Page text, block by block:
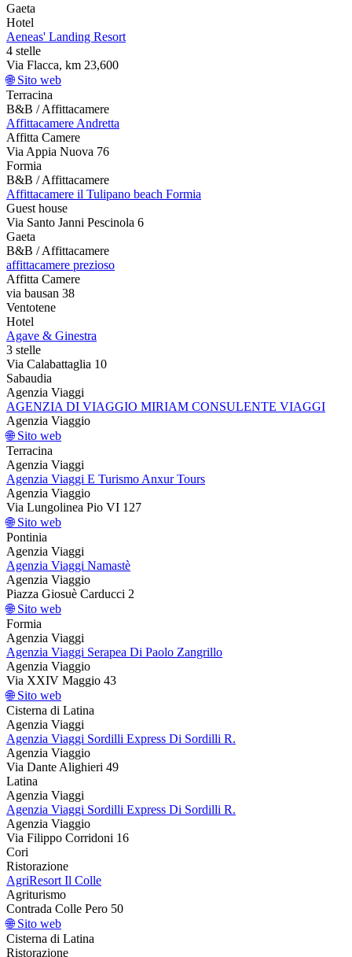
Gaeta
Hotel
Aeneas' Landing Resort
4 stelle
Via Flacca, km 23,600
🌐 Sito web
Terracina
B&B / Affittacamere
Affittacamere Andretta
Affitta Camere
Via Appia Nuova 76
Formia
B&B / Affittacamere
Affittacamere il Tulipano beach Formia
Guest house
Via Santo Janni Pescinola 6
Gaeta
B&B / Affittacamere
affittacamere prezioso
Affitta Camere
via bausan 38
Ventotene
Hotel
Agave & Ginestra
3 stelle
Via Calabattaglia 10
Sabaudia
Agenzia Viaggi
AGENZIA DI VIAGGIO MIRIAM CONSULENTE VIAGGI
Agenzia Viaggio
🌐 Sito web
Terracina
Agenzia Viaggi
Agenzia Viaggi E Turismo Anxur Tours
Agenzia Viaggio
Via Lungolinea Pio VI 127
🌐 Sito web
Pontinia
Agenzia Viaggi
Agenzia Viaggi Namastè
Agenzia Viaggio
Piazza Giosuè Carducci 2
🌐 Sito web
Formia
Agenzia Viaggi
Agenzia Viaggi Serapea Di Paolo Zangrillo
Agenzia Viaggio
Via XXIV Maggio 43
🌐 Sito web
Cisterna di Latina
Agenzia Viaggi
Agenzia Viaggi Sordilli Express Di Sordilli R.
Agenzia Viaggio
Via Dante Alighieri 49
Latina
Agenzia Viaggi
Agenzia Viaggi Sordilli Express Di Sordilli R.
Agenzia Viaggio
Via Filippo Corridoni 16
Cori
Ristorazione
AgriResort Il Colle
Agriturismo
Contrada Colle Pero 50
🌐 Sito web
Cisterna di Latina
Ristorazione